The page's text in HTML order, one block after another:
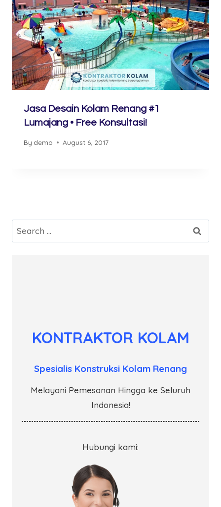
Jasa Desain Kolam Renang #1
Lumajang • Free Konsultasi!
By demo August 6, 2017
Search
for:
KONTRAKTOR KOLAM
Spesialis Konstruksi Kolam Renang
Melayani Pemesanan Hingga ke Seluruh
Indonesia!
Hubungi kami: